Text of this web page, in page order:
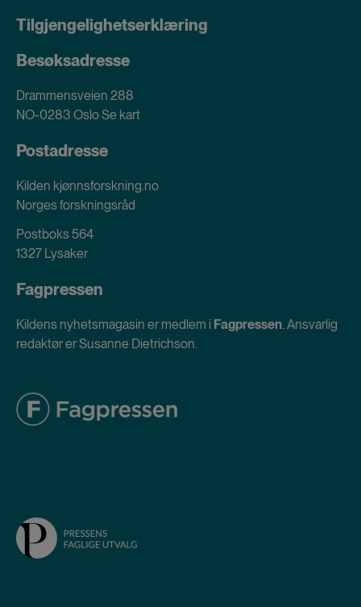
Tilgjengelighetserklæring
Besøksadresse
Drammensveien 288
NO-0283 OsloSe kart
Postadresse
Kilden kjønnsforskning.no
Norges forskningsråd
Postboks 564
1327 Lysaker
Fagpressen
Kildens nyhetsmagasin er medlem i Fagpressen. Ansvarlig
redaktør er Susanne Dietrichson.